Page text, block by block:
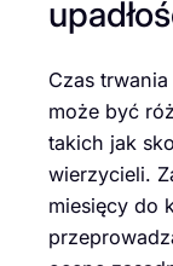
Czas
może być
takich jak
wierzycieli.
miesięcy do